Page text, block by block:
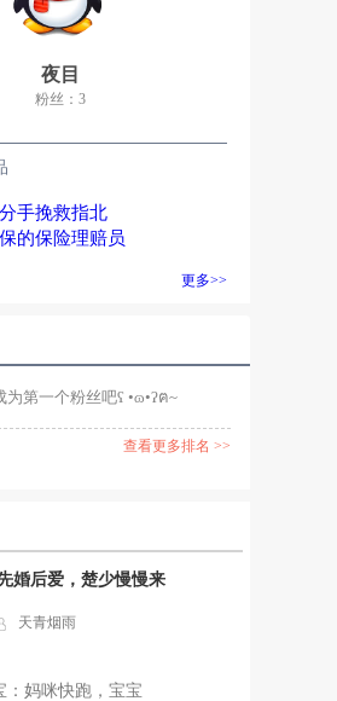
夜目
粉丝：3
更多>>
为第一个粉丝吧ʕ •ɷ•ʔฅ~
查看更多排名 >>
婚后爱，楚少慢慢来
天青烟雨
：妈咪快跑，宝宝